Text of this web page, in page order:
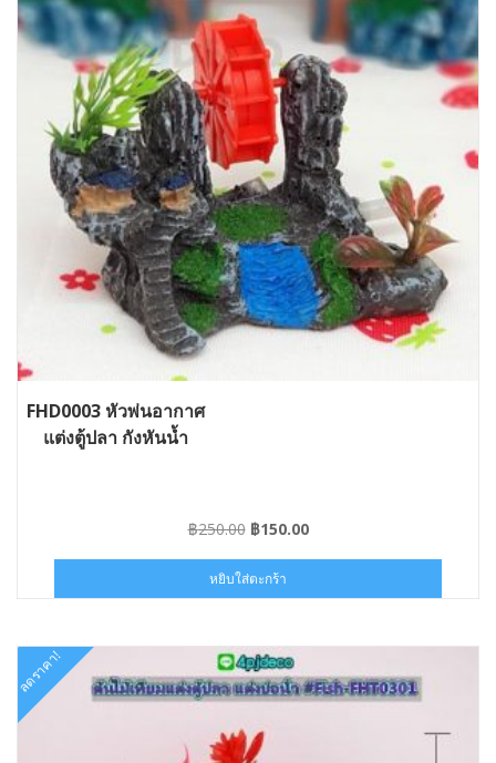
FHD0003 หัวพ่นอากาศ
แต่งตู้ปลา กังหันน้ำ
฿250.00 Original
was:
฿250.00.
฿150.00Current
฿150.00.
หยิบใส่ตะกร้า
ลดราคา!